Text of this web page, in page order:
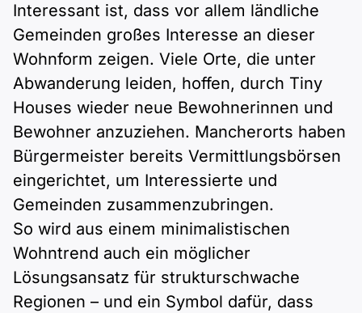
Interessant ist, dass vor allem ländliche
Gemeinden großes Interesse an dieser
Wohnform zeigen. Viele Orte, die unter
Abwanderung leiden, hoffen, durch Tiny
Houses wieder neue Bewohnerinnen und
Bewohner anzuziehen. Mancherorts haben
Bürgermeister bereits Vermittlungsbörsen
eingerichtet, um Interessierte und
Gemeinden zusammenzubringen.
So wird aus einem minimalistischen
Wohntrend auch ein möglicher
Lösungsansatz für strukturschwache
Regionen – und ein Symbol dafür, dass